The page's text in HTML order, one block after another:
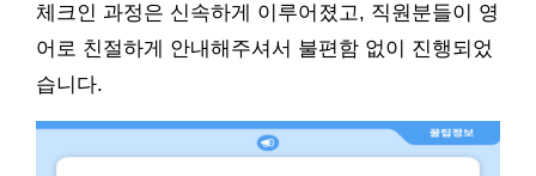
체크인 과정은 신속하게 이루어졌고, 직원분들이 영
어로 친절하게 안내해주셔서 불편함 없이 진행되었
습니다.